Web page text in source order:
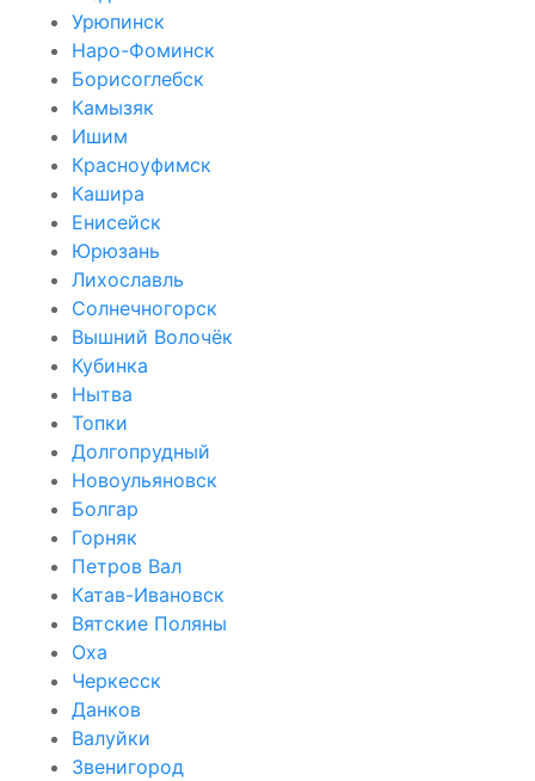
Урюпинск
Наро-Фоминск
Борисоглебск
Камызяк
Ишим
Красноуфимск
Кашира
Енисейск
Юрюзань
Лихославль
Солнечногорск
Вышний Волочёк
Кубинка
Нытва
Топки
Долгопрудный
Новоульяновск
Болгар
Горняк
Петров Вал
Катав-Ивановск
Вятские Поляны
Оха
Черкесск
Данков
Валуйки
Звенигород